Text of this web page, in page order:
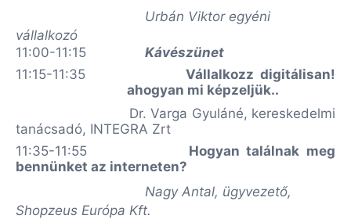
Urbán Viktor egyéni
vállalkozó
11:00-11:15
Kávészünet
11:15-11:35
Vállalkozz digitálisan!
ahogyan mi képzeljük..
Dr. Varga Gyuláné, kereskedelmi
tanácsadó, INTEGRA Zrt
11:35-11:55
Hogyan találnak meg
bennünket az interneten?
Nagy Antal, ügyvezető,
Shopzeus Európa Kft.